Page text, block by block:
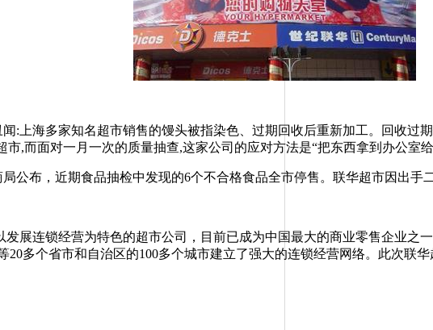
:上海多家知名超市销售的馒头被指染色、过期回收后重新加工。回收过
,而面对一月一次的质量抽查,这家公司的应对方法是“把东西拿到办公室
布，近期食品抽检中发现的6个不合格食品全市停售。联华超市因出手
连锁经营为特色的超市公司，目前已成为中国最大的商业零售企业之
20多个省市和自治区的100多个城市建立了强大的连锁经营网络。此次联